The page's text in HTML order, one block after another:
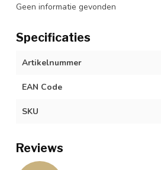
Geen informatie gevonden
Specificaties
Artikelnummer
EAN Code
SKU
Reviews